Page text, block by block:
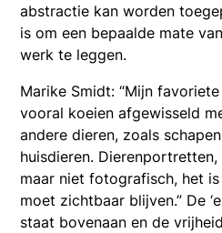
abstractie kan worden
is om een bepaalde mate
werk te leggen.
Marike Smidt: “Mijn
vooral koeien afgewisseld
andere dieren, zoals
huisdieren.
maar niet fotografisch, het
moet zichtbaar blijven.” De
staat bovenaan en de